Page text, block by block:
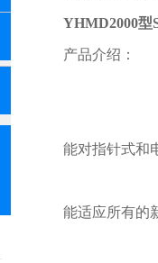
YHMD2000型
产品介绍：
能对指针式和
能适应所有的